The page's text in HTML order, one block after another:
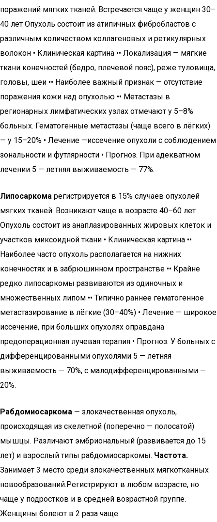
поражений мягких тканей. Встречается чаще у женщин 30–
40 лет Опухоль состоит из атипичных фибробластов с
различным количеством коллагеновых и ретикулярных
волокон • Клиническая картина •• Локализация — мягкие
ткани конечностей (бедро, плечевой пояс), реже туловища,
головы, шеи •• Наиболее важный признак — отсутствие
поражения кожи над опухолью •• Метастазы в
регионарных лимфатических узлах отмечают у 5–8%
больных. Гематогенные метастазы (чаще всего в лёгких)
— у 15–20% • Лечение —иссечение опухоли с соблюдением
зональности и футлярности • Прогноз. При адекватном
лечении 5 — летняя выживаемость — 77%.
Липосаркома регистрируется в 15% случаев опухолей
мягких тканей. Возникают чаще в возрасте 40–60 лет
Опухоль состоит из анаплазированных жировых клеток и
участков миксоидной ткани • Клиническая картина ••
Наиболее часто опухоль располагается на нижних
конечностях и в забрюшинном пространстве •• Крайне
редко липосаркомы развиваются из одиночных и
множественных липом •• Типично раннее гематогенное
метастазирование в лёгкие (30–40%) • Лечение — широкое
иссечение, при больших опухолях оправдана
предоперационная лучевая терапия • Прогноз. У больных с
дифференцированными опухолями 5 — летняя
выживаемость — 70%, с малодифференцированными —
20%.
Рабдомиосаркома — злокачественная опухоль,
происходящая из скелетной (поперечно — полосатой)
мышцы. Различают эмбриональный (развивается до 15
лет) и взрослый типы рабдомиосаркомы. Частота.
Занимает 3 место среди злокачественных мягкотканных
новообразований.Регистрируют в любом возрасте, но
чаще у подростков и в средней возрастной группе.
Женщины болеют в 2 раза чаще.